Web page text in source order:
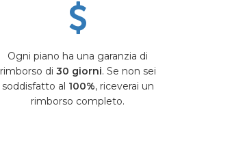
Ogni piano ha una garanzia di
rimborso di 30 giorni. Se non sei
soddisfatto al 100%, riceverai un
rimborso completo.